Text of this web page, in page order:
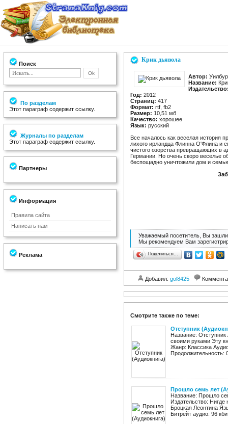
Поиск
По разделам
Этот параграф содержит ссылку.
Журналы по разделам
Этот параграф содержит ссылку.
Партнеры
Информация
Правила сайта
Написать нам
Реклама
Крик дьявола
Автор:
Название:
Год: 2012
Страниц: 417
Формат: rtf, fb2
Размер: 10,51 мб
Качество: хорошее
Язык: русский
Все началось как веселая история
лихого ирландца Флинна О'Флина и
чистого озорства превращающих в
Германии. Но очень скоро веселье
беспощадно уничтожили дом и
Уважаемый посетитель, Вы зашли
Мы рекомендуем Вам
Поделиться…
Добавил: gol8425
Смотрите также по теме:
Отступник
Название: Отступник
своими руками Эту
Жанр: Классика
Продолжительность:
Прошло семь лет
Название: Прошло
Издательство: Нигде
Броцкая Леонтина
Битрейт аудио: 96